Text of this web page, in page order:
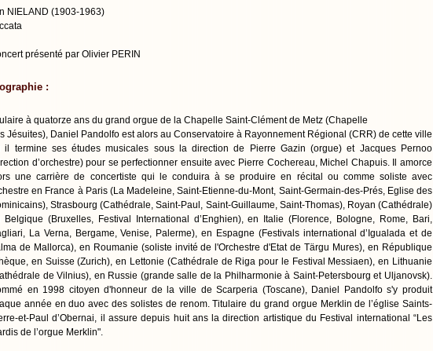
NIELAND (1903-1963)
présenté par Olivier PERIN
:
à quatorze ans du grand orgue de la Chapelle Saint-Clément de Metz (Chapelle
Jésuites), Daniel Pandolfo est alors au Conservatoire à Rayonnement Régional (CRR) de cette ville
il termine ses études musicales sous la direction de Pierre Gazin (orgue) et Jacques Pernoo
d’orchestre) pour se perfectionner ensuite avec Pierre Cochereau, Michel Chapuis. Il amorce
une carrière de concertiste qui le conduira à se produire en récital ou comme soliste avec
en France à Paris (La Madeleine, Saint-Etienne-du-Mont, Saint-Germain-des-Prés, Eglise des
Strasbourg (Cathédrale, Saint-Paul, Saint-Guillaume, Saint-Thomas), Royan (Cathédrale)
Belgique (Bruxelles, Festival International d’Enghien), en Italie (Florence, Bologne, Rome, Bari,
La Verna, Bergame, Venise, Palerme), en Espagne (Festivals international d’Igualada et de
de Mallorca), en Roumanie (soliste invité de l'Orchestre d'Etat de Tärgu Mures), en République
en Suisse (Zurich), en Lettonie (Cathédrale de Riga pour le Festival Messiaen), en Lithuanie
de Vilnius), en Russie (grande salle de la Philharmonie à Saint-Petersbourg et Uljanovsk).
en 1998 citoyen d'honneur de la ville de Scarperia (Toscane), Daniel Pandolfo s'y produit
année en duo avec des solistes de renom. Titulaire du grand orgue Merklin de l’église Saints-
et-Paul d’Obernai, il assure depuis huit ans la direction artistique du Festival international “Les
de l’orgue Merklin".